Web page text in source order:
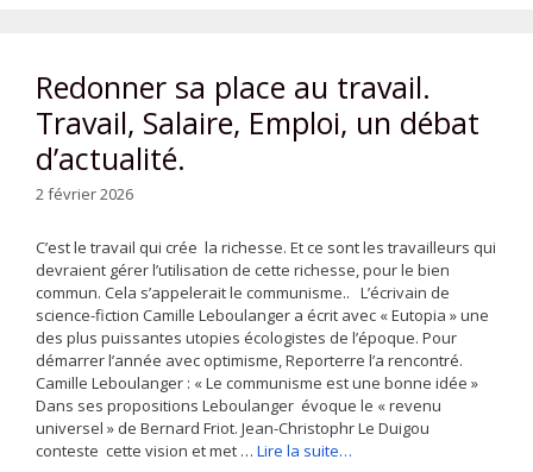
Redonner sa place au travail.
Travail, Salaire, Emploi, un débat
d’actualité.
2 février 2026
C’est le travail qui crée la richesse. Et ce sont les travailleurs qui
devraient gérer l’utilisation de cette richesse, pour le bien
commun. Cela s’appelerait le communisme.. L’écrivain de
science-fiction Camille Leboulanger a écrit avec « Eutopia » une
des plus puissantes utopies écologistes de l’époque. Pour
démarrer l’année avec optimisme, Reporterre l’a rencontré.
Camille Leboulanger : « Le communisme est une bonne idée »
Dans ses propositions Leboulanger évoque le « revenu
universel » de Bernard Friot. Jean-Christophr Le Duigou
conteste cette vision et met … Lire la suite…